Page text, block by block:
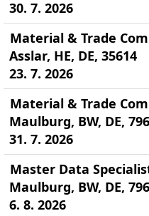
30. 7. 2026
Material & Trade
Asslar, HE, DE, 35614
23. 7. 2026
Material & Trade
Maulburg, BW, DE,
31. 7. 2026
Master Data
Maulburg, BW, DE,
6. 8. 2026